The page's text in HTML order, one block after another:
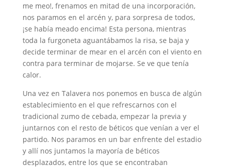
me meo!, frenamos en mitad de una incorporación,
nos paramos en el arcén y, para sorpresa de todos,
¡se había meado encima! Esta persona, mientras
toda la furgoneta aguantábamos la risa, se baja y
decide terminar de mear en el arcén con el viento en
contra para terminar de mojarse. Se ve que tenía
calor.
Una vez en Talavera nos ponemos en busca de algún
establecimiento en el que refrescarnos con el
tradicional zumo de cebada, empezar la previa y
juntarnos con el resto de béticos que venían a ver el
partido. Nos paramos en un bar enfrente del estadio
y allí nos juntamos la mayoría de béticos
desplazados, entre los que se encontraban